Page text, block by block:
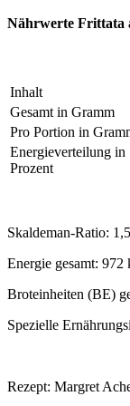
Nährwerte Frittata
Inhalt
Gesamt in Gramm
Pro Portion in
Energieverteilung in
Prozent
Skaldeman-Ratio: 1,5
Energie gesamt:
Broteinheiten (BE)
Spezielle
Rezept: Margret